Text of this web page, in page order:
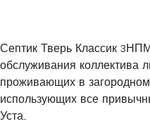
Септик Тверь Классик
обслуживания коллектива
проживающих в
использующих все
Уста..